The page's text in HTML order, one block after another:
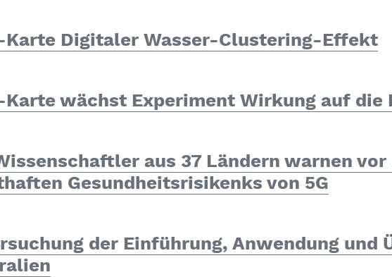
Karte Digitaler Wasser-Clustering-Effekt
Karte wächst Experiment Wirkung auf die
aus 37 Ländern warnen
Gesundheitsrisikenks von 5G
der Einführung, Anwendung und